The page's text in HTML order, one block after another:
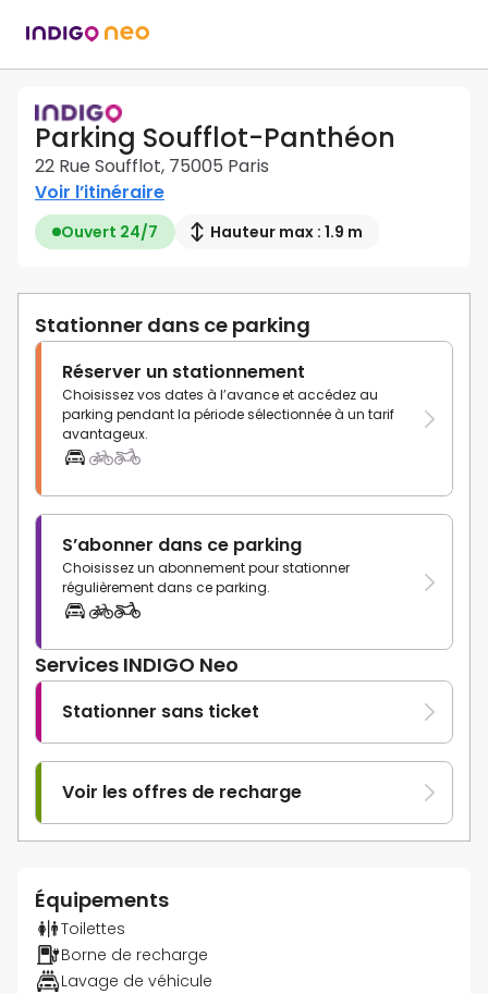
Parking Soufflot-Panthéon
22 Rue Soufflot, 75005 Paris
Voir l’itinéraire
Ouvert 24/7 Hauteur max : 1.9 m
Stationner dans ce parking
Réserver un stationnement
Choisissez vos dates à l’avance et accédez au
parking pendant la période sélectionnée à un tarif
avantageux.
S’abonner dans ce parking
Choisissez un abonnement pour stationner
régulièrement dans ce parking.
Services INDIGO Neo
Stationner sans ticket
Voir les offres de recharge
Équipements
Toilettes
Borne de recharge
Lavage de véhicule